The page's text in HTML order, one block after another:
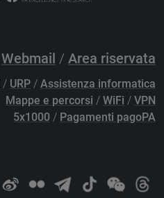
Webmail / Area riservata
/ URP / Assistenza informatica
Mappe e percorsi / WiFi / VPN
5x1000 / Pagamenti pagoPA